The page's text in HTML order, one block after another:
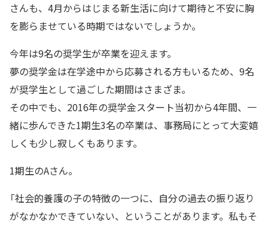
さんも、4月からはじまる新生活に向けて期待と不安に胸
を膨らませている時期ではないでしょうか。
今年は9名の奨学生が卒業を迎えます。
夢の奨学金は在学途中から応募される方もいるため、9名
が奨学生として過ごした期間はさまざま。
その中でも、2016年の奨学金スタート当初から4年間、一
緒に歩んできた1期生3名の卒業は、事務局にとって大変嬉
しくも少し寂しくもあります。
1期生のAさん。
「社会的養護の子の特徴の一つに、自分の過去の振り返り
がなかなかできていない、ということがあります。私もそ